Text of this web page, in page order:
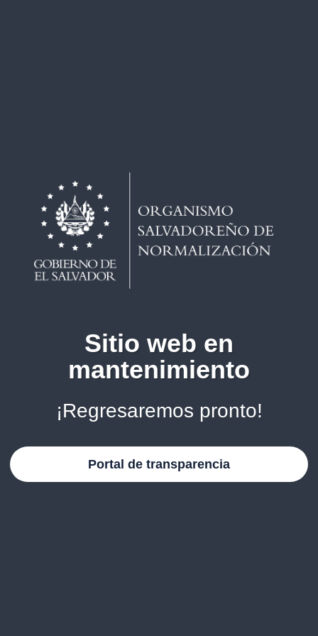
Sitio web en
mantenimiento
¡Regresaremos pronto!
Portal de transparencia